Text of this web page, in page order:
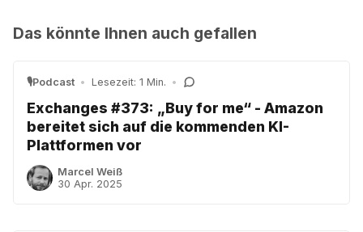
Das könnte Ihnen auch gefallen
🎙️Podcast • Lesezeit: 1 Min. •
Exchanges #373: „Buy for me“ - Amazon
bereitet sich auf die kommenden KI-
Plattformen vor
Marcel Weiß
30 Apr. 2025